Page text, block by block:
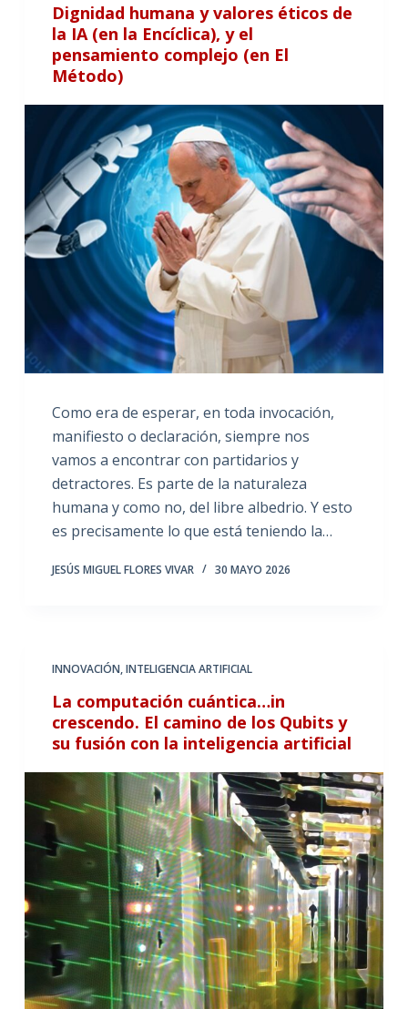
Dignidad humana y valores éticos de
la IA (en la Encíclica), y el
pensamiento complejo (en El
Método)
Como era de esperar, en toda invocación,
manifiesto o declaración, siempre nos
vamos a encontrar con partidarios y
detractores. Es parte de la naturaleza
humana y como no, del libre albedrio. Y esto
es precisamente lo que está teniendo la…
JESÚS MIGUEL FLORES VIVAR 30 MAYO 2026
INNOVACIÓN,INTELIGENCIA ARTIFICIAL
La computación cuántica…in
crescendo. El camino de los Qubits y
su fusión con la inteligencia artificial